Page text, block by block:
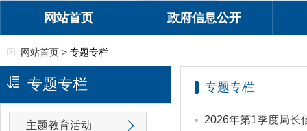
网站首页 政府信息公开
网站首页 > 专题专栏
专题专栏
主题教育活动
专题专栏
2026年第1季度局长